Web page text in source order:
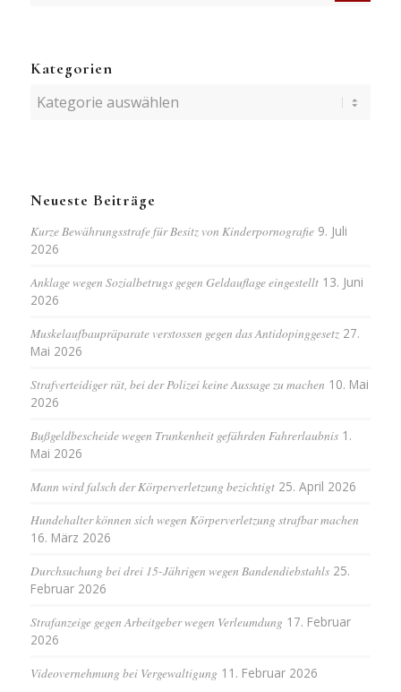
Kategorien
Kategorien
Neueste Beiträge
Kurze Bewährungsstrafe für Besitz von Kinderpornografie 9. Juli
2026
Anklage wegen Sozialbetrugs gegen Geldauflage eingestellt 13. Juni
2026
Muskelaufbaupräparate verstossen gegen das Antidopinggesetz 27.
Mai 2026
Strafverteidiger rät, bei der Polizei keine Aussage zu machen 10. Mai
2026
Bußgeldbescheide wegen Trunkenheit gefährden Fahrerlaubnis 1.
Mai 2026
Mann wird falsch der Körperverletzung bezichtigt 25. April 2026
Hundehalter können sich wegen Körperverletzung strafbar machen
16. März 2026
Durchsuchung bei drei 15-Jährigen wegen Bandendiebstahls 25.
Februar 2026
Strafanzeige gegen Arbeitgeber wegen Verleumdung 17. Februar
2026
Videovernehmung bei Vergewaltigung 11. Februar 2026